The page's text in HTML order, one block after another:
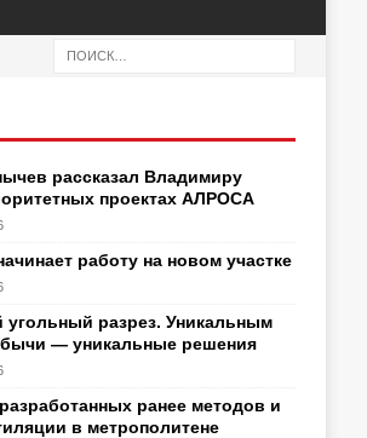
рассказал Владимиру
проектах АЛРОСА
работу на новом участке
угольный разрез. Уникальным
— уникальные решения
ранее методов и
в метрополитене